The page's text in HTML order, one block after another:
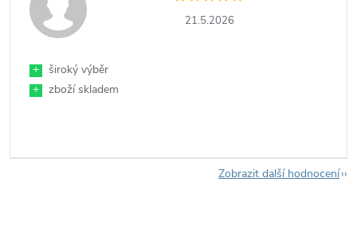
21.5.2026
+
široký výběr
+
zboží skladem
Zobrazit další hodnocení